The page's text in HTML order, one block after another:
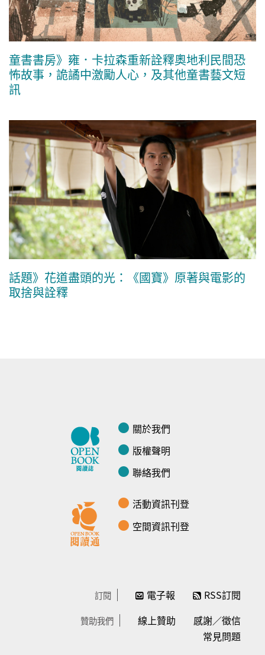
童書書房》雍．卡拉森重新詮釋奧地利民間恐
怖故事，詭譎中激勵人心，及其他童書藝文短
訊
話題》花道盡頭的光：《國寶》原著與電影的
取捨與詮釋
關於我們
版權聲明
聯絡我們
活動資訊刊登
空間資訊刊登
訂閱 電子報 RSS訂閱
贊助我們 線上贊助
感謝／徵信
常見問題